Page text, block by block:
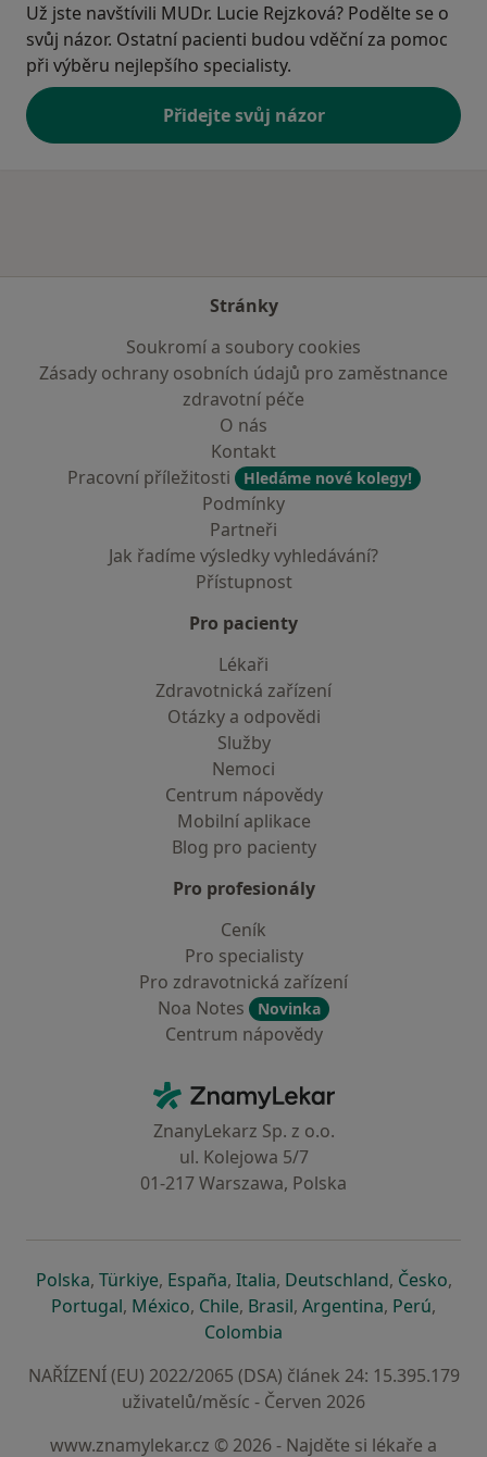
Už jste navštívili MUDr. Lucie Rejzková? Podělte se o
svůj názor. Ostatní pacienti budou vděční za pomoc
při výběru nejlepšího specialisty.
Přidejte svůj názor
Stránky
Soukromí a soubory cookies
Zásady ochrany osobních údajů pro zaměstnance
zdravotní péče
O nás
Kontakt
Pracovní příležitosti
Hledáme nové kolegy!
Podmínky
Partneři
Jak řadíme výsledky vyhledávání?
Přístupnost
Pro pacienty
Lékaři
Zdravotnická zařízení
Otázky a odpovědi
Služby
Nemoci
Centrum nápovědy
Mobilní aplikace
Blog pro pacienty
Pro profesionály
Ceník
Pro specialisty
Pro zdravotnická zařízení
Noa Notes
Novinka
Centrum nápovědy
ZnamyLekar - Hlavní stránka
ZnanyLekarz Sp. z o.o.
ul. Kolejowa 5/7
01-217 Warszawa, Polska
Polskase otevře v nové záložce
, Türkiyese otevře v nové záložce
, Españase otevře v nové záložce
, Italiase otevře v nové záložce
, Deutschlandse otevře v
, Českose
,
Portugalse otevře v nové záložce
, Méxicose otevře v nové záložce
, Chilese otevře v nové záložce
, Brasilse otevře v nové
, Argentinase otevře v
, Perúse
,
Colombia
NAŘÍZENÍ (EU) 2022/2065 (DSA) článek 24: 15.395.179
uživatelů/měsíc - Červen 2026
www.znamylekar.cz © 2026 - Najděte si lékaře a